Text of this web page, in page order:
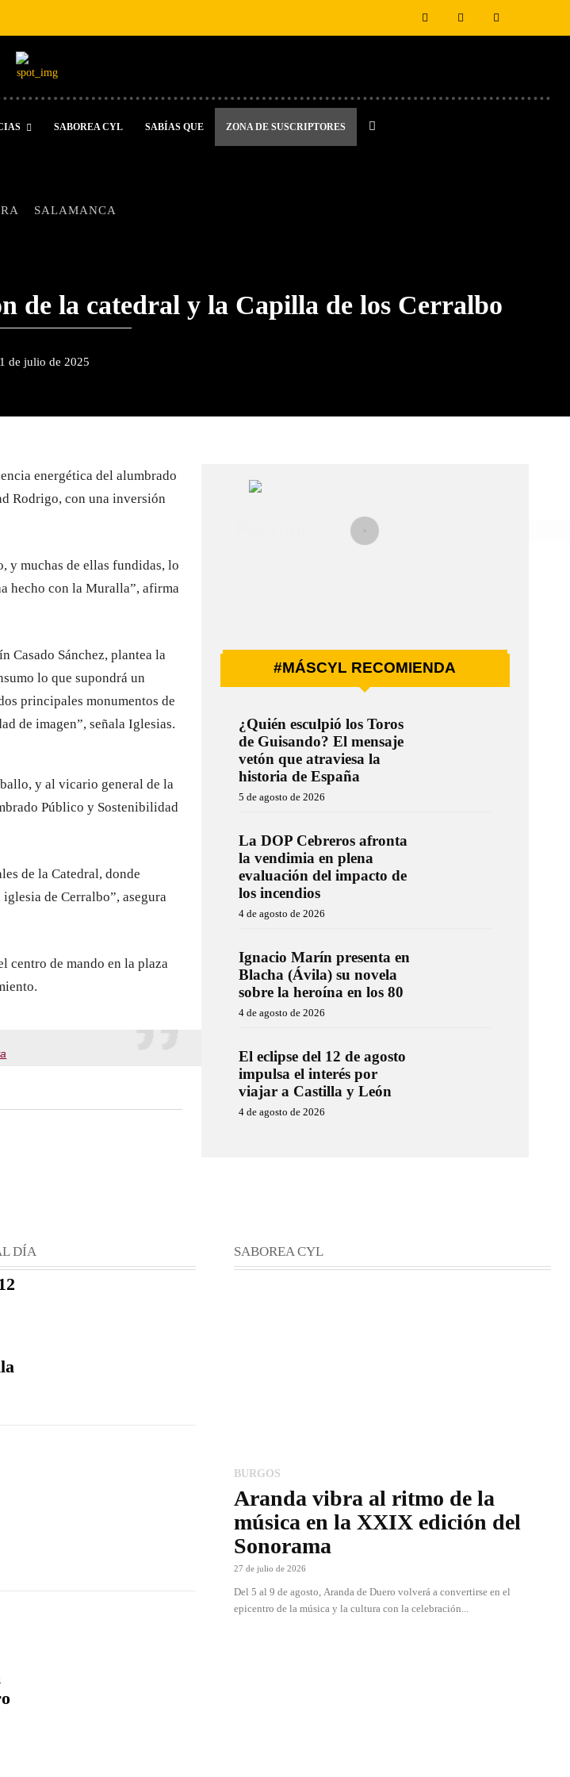
SABOREA CYL SABÍAS QUE ZONA DE SUSCRIPTORES
SALAMANCA
de la catedral y la Capilla de los Cerralbo
de julio de 2025
energética del alumbrado
Rodrigo, con una inversión
y muchas de ellas fundidas, lo
hecho con la Muralla”, afirma
Casado Sánchez, plantea la
lo que supondrá un
principales monumentos de
de imagen”, señala Iglesias.
y al vicario general de la
Público y Sostenibilidad
de la Catedral, donde
de Cerralbo”, asegura
centro de mando en la plaza
#MÁSCYL RECOMIENDA
¿Quién esculpió los Toros
de Guisando? El mensaje
vetón que atraviesa la
historia de España
5 de agosto de 2026
La DOP Cebreros afronta
la vendimia en plena
evaluación del impacto de
los incendios
4 de agosto de 2026
Ignacio Marín presenta en
Blacha (Ávila) su novela
sobre la heroína en los 80
4 de agosto de 2026
El eclipse del 12 de agosto
impulsa el interés por
viajar a Castilla y León
4 de agosto de 2026
DÍA SABOREA CYL
BURGOS
Aranda vibra al ritmo de la
música en la XXIX edición del
Sonorama
27 de julio de 2026
Del 5 al 9 de agosto, Aranda de Duero volverá a convertirse en el
epicentro de la música y la cultura con la celebración...